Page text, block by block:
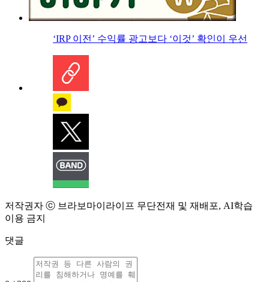
‘IRP 이전’ 수익률 광고보다 ‘이것’ 확인이 우선
저작권자 ⓒ 브라보마이라이프 무단전재 및 재배포, AI학습
이용 금지
댓글